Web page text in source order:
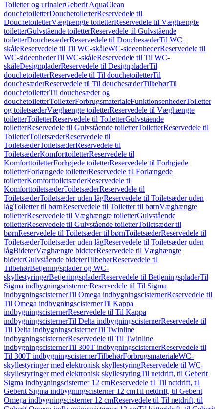
Toiletter og urinalerGeberit AquaClean
douchetoiletterDouchetoiletterReservedele til
DouchetoiletterVæghængte toiletterReservedele til Væghængte
toiletterGulvstående toiletterReservedele til Gulvstående
toiletterDouchesæderReservedele til DouchesæderTil WC-
skåleReservedele til Til WC-skåleWC-sideenhederReservedele til
WC-sideenhederTil WC-skåleReservedele til Til WC-
skåleDesignpladerReservedele til DesignpladerTil
douchetoiletterReservedele til Til douchetoiletterTil
douchesæderReservedele til Til douchesæderTilbehørTil
douchetoiletterTil douchesæder og
douchetoiletterToiletterForbrugsmaterialeFunktionsenhederToiletter
og toiletsæderVæghængte toiletterReservedele til Væghængte
toiletterToiletterReservedele til ToiletterGulvstående
toiletterReservedele til Gulvstående toiletterToiletterReservedele til
ToiletterToiletsæderReservedele til
ToiletsæderToiletsæderReservedele til
ToiletsæderKomforttoiletterReservedele til
KomforttoiletterForhøjede toiletterReservedele til Forhøjede
toiletterForlængede toiletterReservedele til Forlængede
toiletterKomforttoiletsæderReservedele til
KomforttoiletsæderToiletsæderReservedele til
ToiletsæderToiletsæder uden lågReservedele til Toiletsæder uden
lågToiletter til børnReservedele til Toiletter til børnVæghængte
toiletterReservedele til Væghængte toiletterGulvstående
toiletterReservedele til Gulvstående toiletterToiletsæder til
børnReservedele til Toiletsæder til børnToiletsæderReservedele til
ToiletsæderToiletsæder uden lågReservedele til Toiletsæder uden
lågBideterVæghængte bideterReservedele til Væghængte
bideterGulvstående bideterTilbehørReservedele til
TilbehørBetjeningsplader og WC-
skyllestyringerBetjeningspladerReservedele til BetjeningspladerTil
Sigma indbygningscisternerReservedele til Til Sigma
indbygningscisternerTil Omega indbygningscisternerReservedele til
Til Omega indbygningscisternerTil Kappa
indbygningscisternerReservedele til Til Kappa
indbygningscisternerTil Delta indbygningscisternerReservedele til
Til Delta indbygningscisternerTil Twinline
indbygningscisternerReservedele til Til Twinline
indbygningscisternerTil 300T indbygningscisternerReservedele til
Til 300T indbygningscisternerTilbehørForbrugsmaterialeWC-
skyllestyringer med elektronisk skyllestyringReservedele til WC-
skyllestyringer med elektronisk skyllestyringTil netdrift, til Geberit
Sigma indbygningscisterner 12 cmReservedele til Til netdrift, til
Geberit Sigma indbygningscisterner 12 cmTil netdrift, til Geberit
Omega indbygningscisterner 12 cmReservedele til Til netdrift, til